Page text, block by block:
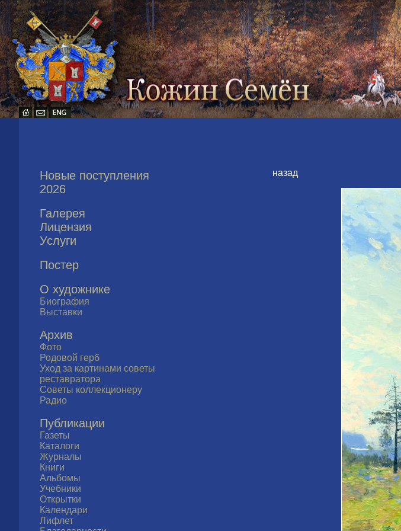
Новые поступления
2026
Галерея
Лицензия
Услуги
Постер
О художнике
Биография
Выставки
Архив
Фото
Родовой герб
Уход за картинами советы
реставратора
Советы коллекционеру
Радио
Публикации
Газеты
Каталоги
Журналы
Книги
Альбомы
Учебники
Открытки
Календари
Лифлет
назад